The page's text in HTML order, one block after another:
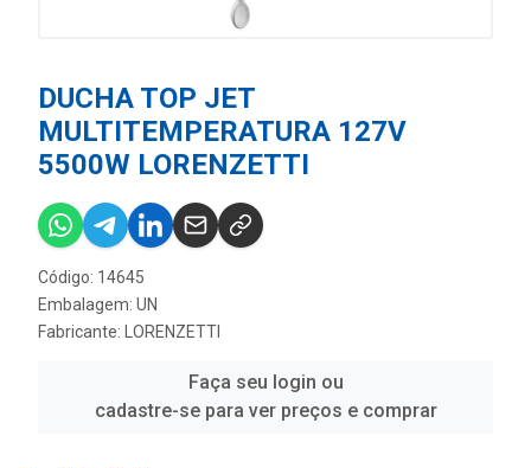
DUCHA TOP JET
MULTITEMPERATURA 127V
5500W LORENZETTI
Código: 14645
Embalagem: UN
Fabricante:
LORENZETTI
Faça seu login ou
cadastre-se para ver preços e comprar